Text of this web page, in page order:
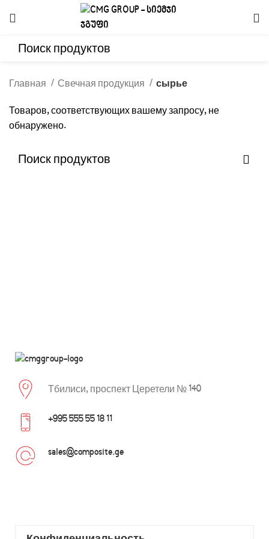
Главная Свечная продукция сырье
Товаров, соответствующих вашему запросу, не
обнаружено.
Тбилиси, проспект Церетели № 140
+995 555 55 18 11
sales@composite.ge